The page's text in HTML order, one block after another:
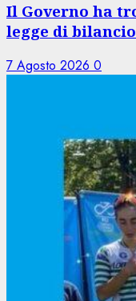
Il Governo ha
legge di
7 Agosto 2026 0